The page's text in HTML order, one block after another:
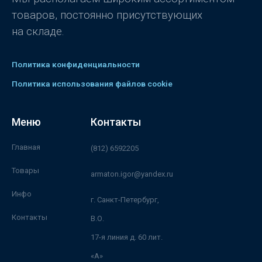
товаров, постоянно присутствующих
на складе.
Политика конфиденциальности
Политика использования файлов cookie
Меню
Главная
Товары
Инфо
Контакты
Контакты
(812) 6592205
armaton.igor@yandex.ru
г. Санкт-Петербург,
В.О.
17-я линия д. 60 лит.
«А»